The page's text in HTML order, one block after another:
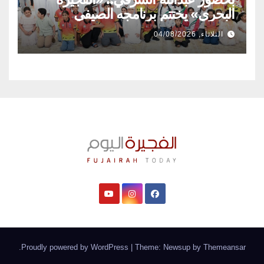
البحري» يختتم برنامجه الصيفي
الثلاثاء, 04/08/2026
Proudly powered by WordPress Theme: Newsup by Themeansar